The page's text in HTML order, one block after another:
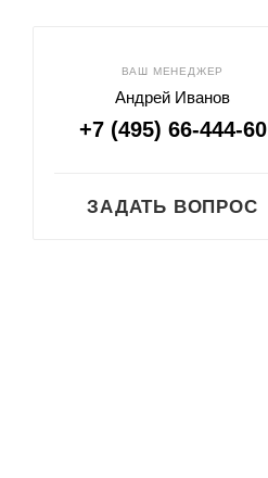
Weltwasser
Акватек
ВАШ МЕНЕДЖЕР
Андрей Иванов
+7 (495) 66-444-60
ЗАДАТЬ ВОПРОС